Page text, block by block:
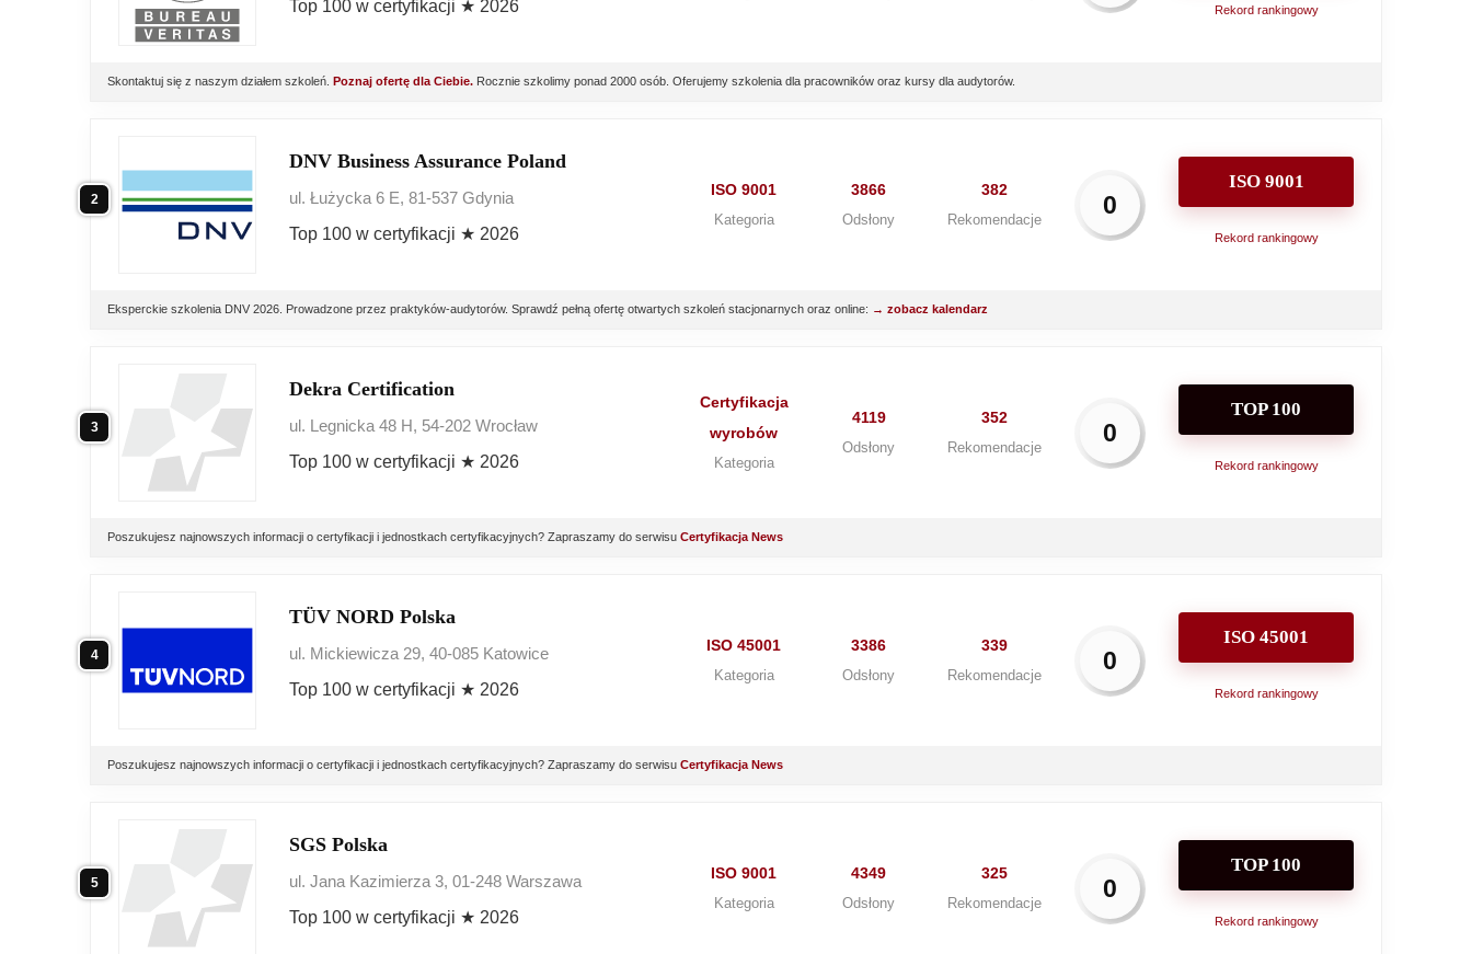
Top 100 w certyfikacji ★ 2026
Rekord rankingowy
Skontaktuj się z naszym działem szkoleń. Poznaj ofertę dla Ciebie. Rocznie szkolimy ponad 2000 osób. Oferujemy szkolenia dla pracowników oraz kursy dla audytorów.
2
DNV Business Assurance Poland
ul. Łużycka 6 E, 81-537 Gdynia
Top 100 w certyfikacji ★ 2026
ISO 9001
Kategoria
3866
Odsłony
382
Rekomendacje
0
ISO 9001
Rekord rankingowy
Eksperckie szkolenia DNV 2026. Prowadzone przez praktyków-audytorów. Sprawdź pełną ofertę otwartych szkoleń stacjonarnych oraz online: → zobacz kalendarz
3
Dekra Certification
ul. Legnicka 48 H, 54-202 Wrocław
Top 100 w certyfikacji ★ 2026
Certyfikacja
wyrobów
Kategoria
4119
Odsłony
352
Rekomendacje
0
TOP 100
Rekord rankingowy
Poszukujesz najnowszych informacji o certyfikacji i jednostkach certyfikacyjnych? Zapraszamy do serwisu Certyfikacja News
4
TÜV NORD Polska
ul. Mickiewicza 29, 40-085 Katowice
Top 100 w certyfikacji ★ 2026
ISO 45001
Kategoria
3386
Odsłony
339
Rekomendacje
0
ISO 45001
Rekord rankingowy
Poszukujesz najnowszych informacji o certyfikacji i jednostkach certyfikacyjnych? Zapraszamy do serwisu Certyfikacja News
5
SGS Polska
ul. Jana Kazimierza 3, 01-248 Warszawa
Top 100 w certyfikacji ★ 2026
ISO 9001
Kategoria
4349
Odsłony
325
Rekomendacje
0
TOP 100
Rekord rankingowy